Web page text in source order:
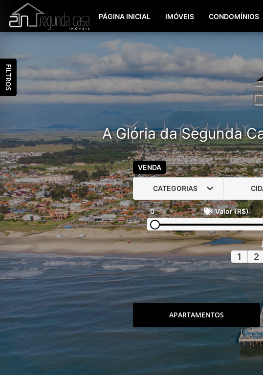
PÁGINA INICIAL IMÓVEIS CONDOMÍNIOS
A Glória da Segunda
VENDA
CATEGORIAS
0 Valor (R$)
1 2
APARTAMENTOS
FILTROS